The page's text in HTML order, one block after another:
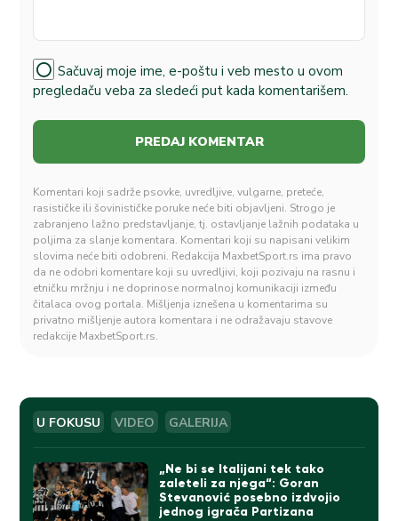
Sačuvaj moje ime, e-poštu i veb mesto u ovom
pregledaču veba za sledeći put kada komentarišem.
Komentari koji sadrže psovke, uvredljive, vulgarne, preteće,
rasističke ili šovinističke poruke neće biti objavljeni. Strogo je
zabranjeno lažno predstavljanje, tj. ostavljanje lažnih podataka u
poljima za slanje komentara. Komentari koji su napisani velikim
slovima neće biti odobreni. Redakcija MaxbetSport.rs ima pravo
da ne odobri komentare koji su uvredljivi, koji pozivaju na rasnu i
etničku mržnju i ne doprinose normalnoj komunikaciji između
čitalaca ovog portala. Mišljenja iznešena u komentarima su
privatno mišljenje autora komentara i ne odražavaju stavove
redakcije MaxbetSport.rs.
U FOKUSU VIDEO GALERIJA
„Ne bi se Italijani tek tako
zaleteli za njega“: Goran
Stevanović posebno izdvojio
jednog igrača Partizana